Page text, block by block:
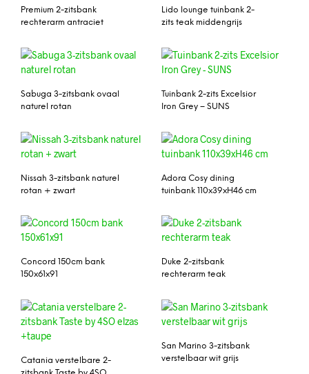
Premium 2-zitsbank
rechterarm antraciet
Lido lounge tuinbank 2-
zits teak middengrijs
Sabuga 3-zitsbank ovaal
naturel rotan
Tuinbank 2-zits Excelsior
Iron Grey – SUNS
Nissah 3-zitsbank naturel
rotan + zwart
Adora Cosy dining
tuinbank 110x39xH46 cm
Concord 150cm bank
150x61x91
Duke 2-zitsbank
rechterarm teak
Catania verstelbare 2-
San Marino 3-zitsbank
verstelbaar wit grijs